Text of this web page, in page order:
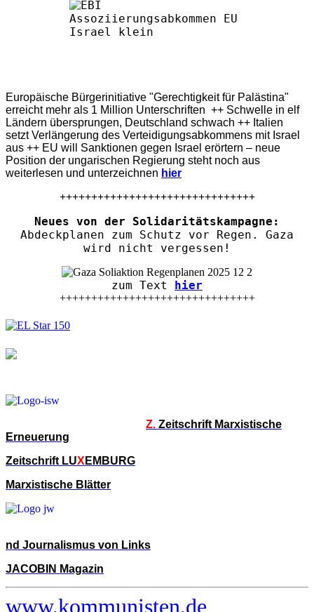
Europäische Bürgerinitiative "Gerechtigkeit für Palästina"
erreicht mehr als 1 Million Unterschriften ++ Schwelle in elf
Ländern übersprungen, Deutschland schwach ++ Italien
setzt Verlängerung des Verteidigungsabkommens mit Israel
aus ++ EU will Sanktionen gegen Israel erörtern – neue
Position der ungarischen Regierung steht noch aus
weiterlesen und unterzeichnen hier
+++++++++++++++++++++++++++++++
Neues von der Solidaritätskampagne:
Abdeckplanen zum Schutz vor Regen. Gaza
wird nicht vergessen!
zum Text hier
+++++++++++++++++++++++++++++++
Z. Zeitschrift Marxistische
Erneuerung
Zeitschrift LUX EMBURG
Marxistische Blätter
nd Journalismus von Links
JACOBIN Magazin
www.kommunisten.de